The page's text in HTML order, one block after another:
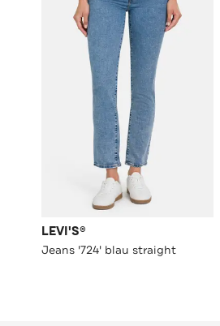
LEVI'S®
Jeans '724' blau straight